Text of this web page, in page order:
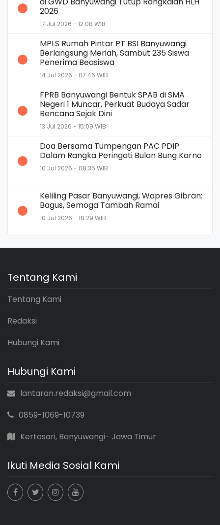
2026
17 Jul 2026 - 12:08 WIB
MPLS Rumah Pintar PT BSI Banyuwangi
Berlangsung Meriah, Sambut 235 Siswa
Penerima Beasiswa
14 Jul 2026 - 07:46 WIB
FPRB Banyuwangi Bentuk SPAB di SMA
Negeri 1 Muncar, Perkuat Budaya Sadar
Bencana Sejak Dini
13 Jul 2026 - 15:09 WIB
Doa Bersama Tumpengan PAC PDIP
Dalam Rangka Peringati Bulan Bung Karno
10 Jul 2026 - 08:35 WIB
Keliling Pasar Banyuwangi, Wapres Gibran:
Bagus, Semoga Tambah Ramai
10 Jul 2026 - 18:29 WIB
Tentang Kami
Tentang Kami
Redaksi
Hubungi Kami
Hubungi Kami
lantaran.redaksi@gmail.com
0859-1069-10739
Kertosari, Banyuwangi- Jawa Timur
Ikuti Media Sosial Kami